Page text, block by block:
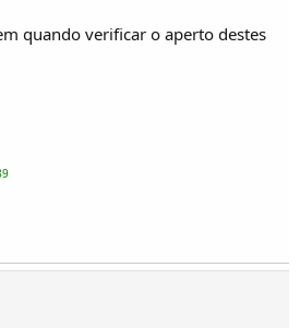
quando verificar o aperto destes